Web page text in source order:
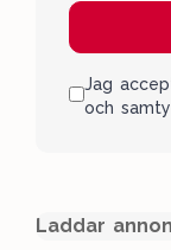
Jag
och
Laddar